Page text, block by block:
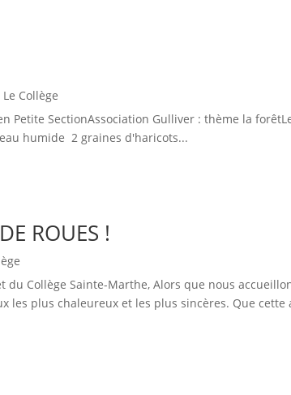
Le Collège
Petite SectionAssociation Gulliver : thème la
humide 2 graines d'haricots...
ROUES !
du Collège Sainte-Marthe, Alors que nous
plus chaleureux et les plus sincères. Que cette